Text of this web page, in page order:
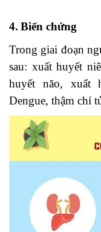
4. Biến chứng
Trong giai đoạn
sau: xuất huyết
huyết não, xuất
Dengue, thậm chí